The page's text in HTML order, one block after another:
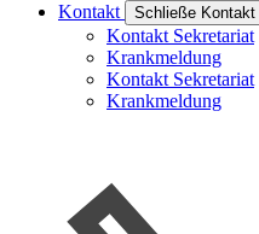
Kontakt
Schließe Kontakt
Kontakt Sekretariat
Krankmeldung
Kontakt Sekretariat
Krankmeldung